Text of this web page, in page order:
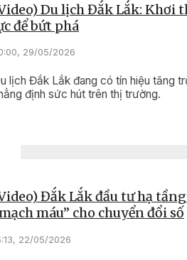
Du lịch Đắk Lắk: Khơi
để bứt phá
29/05/2026
lịch Đắk Lắk đang có tín hiệu tăng
định sức hút trên thị trường.
Đắk Lắk đầu tư hạ
máu” cho chuyển đổi số
22/05/2026